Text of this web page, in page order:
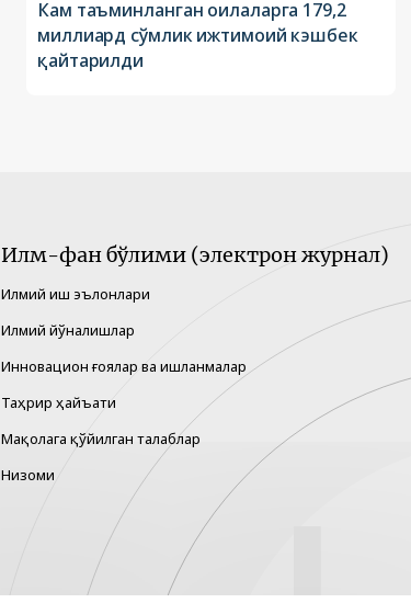
Кам таъминланган оилаларга 179,2
миллиард сўмлик ижтимоий кэшбек
қайтарилди
Илм-фан бўлими (электрон журнал)
Илмий иш эълонлари
Илмий йўналишлар
Инновацион ғоялар ва ишланмалар
Таҳрир ҳайъати
Мақолага қўйилган талаблар
Низоми